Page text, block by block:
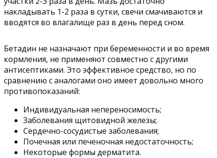
накладывать 1-2 раза в сутки, свечи смачиваются и
вводятся во влагалище раз в день перед сном.
Бетадин не назначают при беременности и во время
кормления, не применяют совместно с другими
антисептиками. Это эффективное средство, но по
сравнению с аналогами оно имеет довольно много
противопоказаний:
Индивидуальная непереносимость;
Заболевания щитовидной железы;
Сердечно-сосудистые заболевания;
Почечная или печеночная недостаточность;
Некоторые формы дерматита.